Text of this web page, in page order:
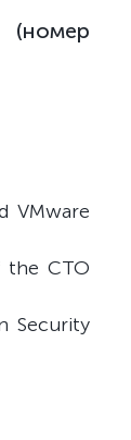
(номер
VMware
the CTO
Security